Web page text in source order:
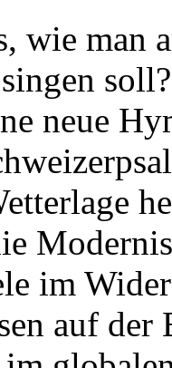
wie man
neue
im
auf